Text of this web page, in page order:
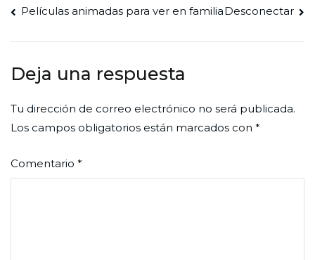
Navegación
de
entradas
Películas animadas para ver en familiaDesconectar
Deja una respuesta
Tu dirección de correo electrónico no será publicada.
Los campos obligatorios están marcados con *
Comentario *